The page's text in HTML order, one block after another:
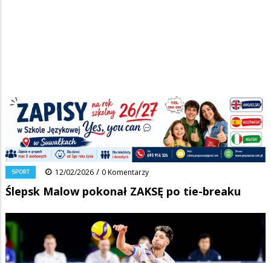
Ścieżka
nawigacyjna
Strona główna/Wiadomości /Sport/
Ślepsk Malow pokonał ZAKSĘ po tie-breaku
Facebook PinterestTumblr
0 Reddit Share
SPORT 12/02/2026 / 0 Komentarzy
Ślepsk Malow pokonał ZAKSĘ po tie-breaku